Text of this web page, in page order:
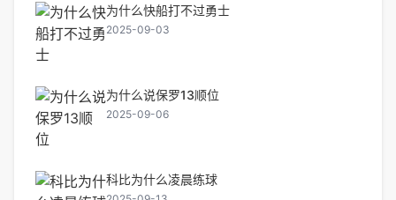
为什么快船打不过勇士
2025-09-03
为什么说保罗13顺位
2025-09-06
科比为什么凌晨练球